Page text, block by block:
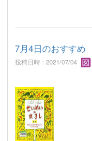
7月4日のおすすめ
投稿日時 : 2021/07/04